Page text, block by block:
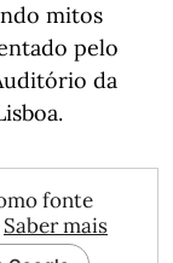
mitos
pelo
da
fonte
Saber mais